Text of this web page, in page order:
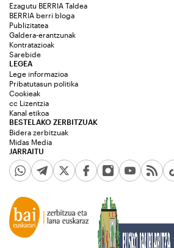
Ezagutu BERRIA Taldea
BERRIA berri bloga
Publizitatea
Galdera-erantzunak
Kontratazioak
Sarebide
JARRAITU
LEGEA
Lege informazioa
Pribatutasun politika
Cookieak
cc Lizentzia
Kanal etikoa
BESTELAKO ZERBITZUAK
Bidera zerbitzuak
Midas Media